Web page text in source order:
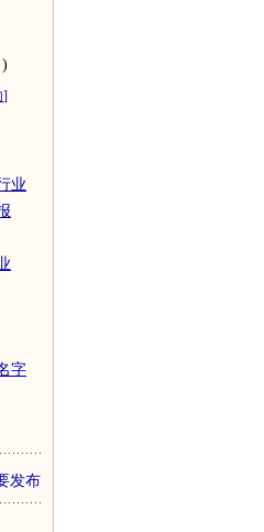
]
业
字
发布